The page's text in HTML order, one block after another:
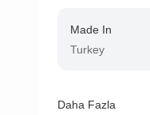
Made In
Turkey
Daha Fazla